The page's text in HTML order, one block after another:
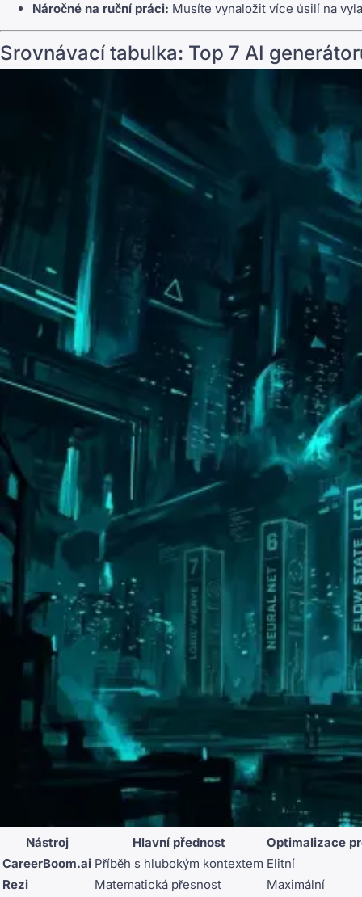
Náročné na ruční práci: Musíte vynaložit více úsilí na
Srovnávací tabulka: Top 7 AI
Nástroj Hlavní přednost
Optimalizace
CareerBoom.ai Příběh s hlubokým kontextem Elitní
Rezi
Matematická přesnost
Maximální